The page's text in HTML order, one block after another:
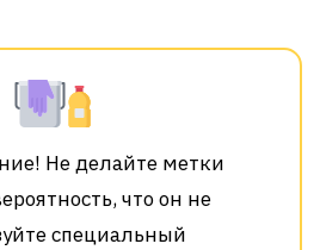
Не делайте метки
что он не
специальный